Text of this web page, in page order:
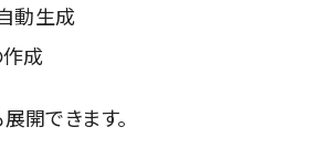
動生成
成
開できます。